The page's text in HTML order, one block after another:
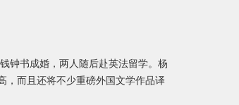
钟书成婚，两人随后赴英法留学。杨
，而且还将不少重磅外国文学作品译